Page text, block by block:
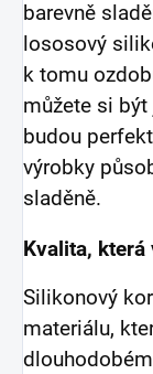
barevně
lososový
k tomu
můžete si
budou
výrobky
sladěně.
Kvalita,
Silikonový
materiálu,